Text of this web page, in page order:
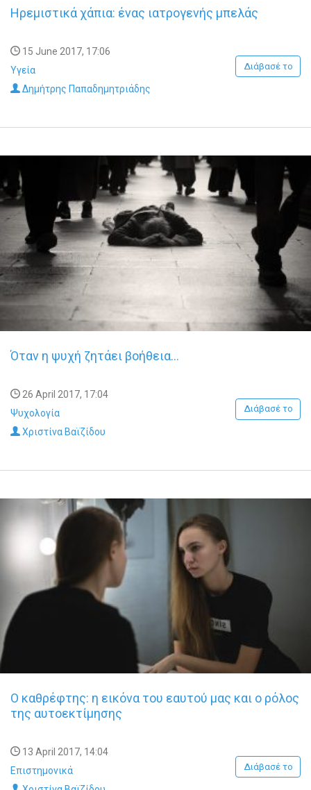
Ηρεμιστικά χάπια: ένας ιατρογενής μπελάς
15 June 2017, 17:06
Υγεία
Δημήτρης Παπαδημητριάδης
Διάβασέ το
Όταν η ψυχή ζητάει βοήθεια…
26 April 2017, 17:04
Ψυχολογία
Χριστίνα Βαϊζίδου
Διάβασέ το
Ο καθρέφτης: η εικόνα του εαυτού μας και ο ρόλος
της αυτοεκτίμησης
13 April 2017, 14:04
Επιστημονικά
Διάβασέ το